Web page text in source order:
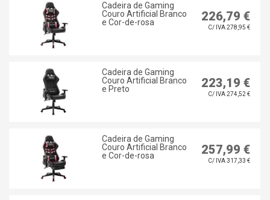
Cadeira de Gaming
Couro Artificial Branco
e Cor-de-rosa
226,79 €
C/ IVA 278,95 €
Cadeira de Gaming
Couro Artificial Branco
e Preto
223,19 €
C/ IVA 274,52 €
Cadeira de Gaming
Couro Artificial Branco
e Cor-de-rosa
257,99 €
C/ IVA 317,33 €